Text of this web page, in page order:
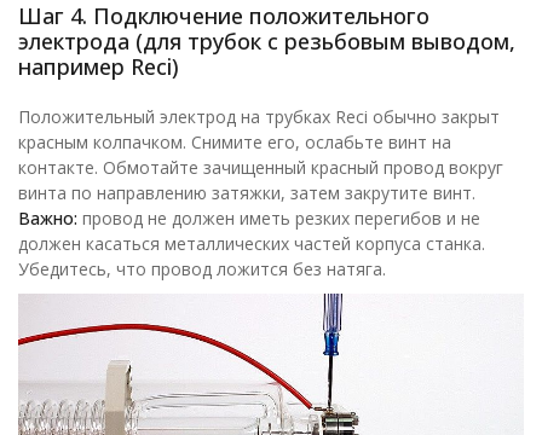
Шаг 4. Подключение положительного
электрода (для трубок с резьбовым выводом,
например Reci)
Положительный электрод на трубках Reci обычно закрыт
красным колпачком. Снимите его, ослабьте винт на
контакте. Обмотайте зачищенный красный провод вокруг
винта по направлению затяжки, затем закрутите винт.
Важно: провод не должен иметь резких перегибов и не
должен касаться металлических частей корпуса станка.
Убедитесь, что провод ложится без натяга.